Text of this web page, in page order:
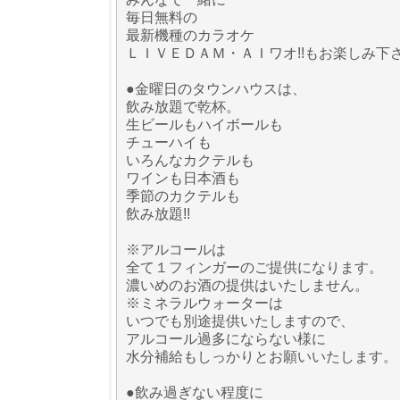
毎日無料の
最新機種のカラオケ
ＬＩＶＥＤＡＭ・ＡＩワオ!!もお楽しみ下
●金曜日のタウンハウスは、
飲み放題で乾杯。
生ビールもハイボールも
チューハイも
いろんなカクテルも
ワインも日本酒も
季節のカクテルも
飲み放題!!
※アルコールは
全て１フィンガーのご提供になります。
濃いめのお酒の提供はいたしません。
※ミネラルウォーターは
いつでも別途提供いたしますので、
アルコール過多にならない様に
水分補給もしっかりとお願いいたします。
●飲み過ぎない程度に